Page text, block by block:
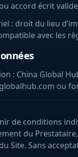
accord écrit
: droit du lieu
avec les
: China Global
ou
de conditions
du
Site. Sans